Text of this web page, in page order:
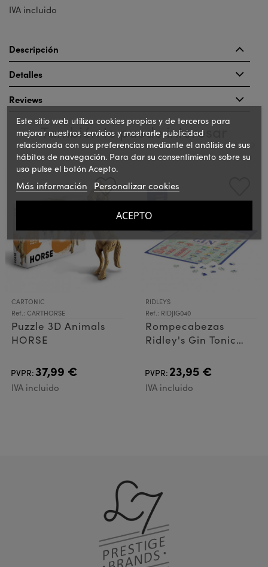
IVA incluido
Descripción
Detalles
Reviews
También te puede interesar
CARTONIC
Ref.: CARTHORSE
Puzzle 3D Animals
HORSE
PVPR:37,99 €
IVA incluido
RIDLEYS
Ref.: RIDJIG040
Rompecabezas
Ridley's Gin Tonic
PVPR: 23,95 €
IVA incluido
Este sitio web utiliza cookies propias y de terceros para
mejorar nuestros servicios y mostrarle publicidad
relacionada con sus preferencias mediante el análisis de sus
hábitos de navegación. Para dar su consentimiento sobre su
uso pulse el botón Acepto.
Más información Personalizar cookies
ACEPTO